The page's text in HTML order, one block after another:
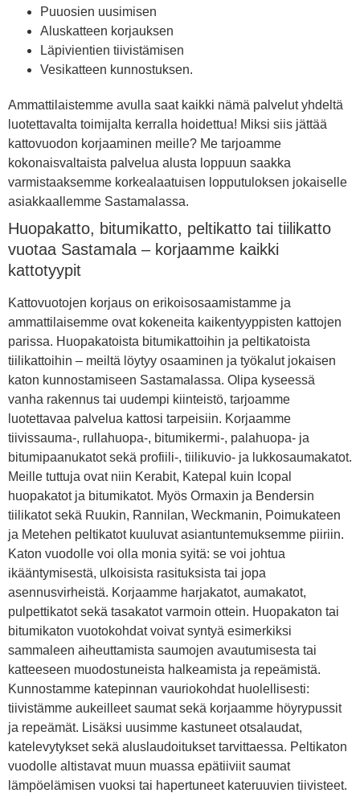
Puuosien uusimisen
Aluskatteen korjauksen
Läpivientien tiivistämisen
Vesikatteen kunnostuksen.
Ammattilaistemme avulla saat kaikki nämä palvelut yhdeltä
luotettavalta toimijalta kerralla hoidettua! Miksi siis jättää
kattovuodon korjaaminen meille? Me tarjoamme
kokonaisvaltaista palvelua alusta loppuun saakka
varmistaaksemme korkealaatuisen lopputuloksen jokaiselle
asiakkaallemme Sastamalassa.
Huopakatto, bitumikatto, peltikatto tai tiilikatto
vuotaa Sastamala – korjaamme kaikki
kattotyypit
Kattovuotojen korjaus on erikoisosaamistamme ja
ammattilaisemme ovat kokeneita kaikentyyppisten kattojen
parissa. Huopakatoista bitumikattoihin ja peltikatoista
tiilikattoihin – meiltä löytyy osaaminen ja työkalut jokaisen
katon kunnostamiseen Sastamalassa. Olipa kyseessä
vanha rakennus tai uudempi kiinteistö, tarjoamme
luotettavaa palvelua kattosi tarpeisiin. Korjaamme
tiivissauma-, rullahuopa-, bitumikermi-, palahuopa- ja
bitumipaanukatot sekä profiili-, tiilikuvio- ja lukkosaumakatot.
Meille tuttuja ovat niin Kerabit, Katepal kuin Icopal
huopakatot ja bitumikatot. Myös Ormaxin ja Bendersin
tiilikatot sekä Ruukin, Rannilan, Weckmanin, Poimukateen
ja Metehen peltikatot kuuluvat asiantuntemuksemme piiriin.
Katon vuodolle voi olla monia syitä: se voi johtua
ikääntymisestä, ulkoisista rasituksista tai jopa
asennusvirheistä. Korjaamme harjakatot, aumakatot,
pulpettikatot sekä tasakatot varmoin ottein. Huopakaton tai
bitumikaton vuotokohdat voivat syntyä esimerkiksi
sammaleen aiheuttamista saumojen avautumisesta tai
katteeseen muodostuneista halkeamista ja repeämistä.
Kunnostamme katepinnan vauriokohdat huolellisesti:
tiivistämme aukeilleet saumat sekä korjaamme höyrypussit
ja repeämät. Lisäksi uusimme kastuneet otsalaudat,
katelevytykset sekä aluslaudoitukset tarvittaessa. Peltikaton
vuodolle altistavat muun muassa epätiiviit saumat
lämpöelämisen vuoksi tai hapertuneet kateruuvien tiivisteet.